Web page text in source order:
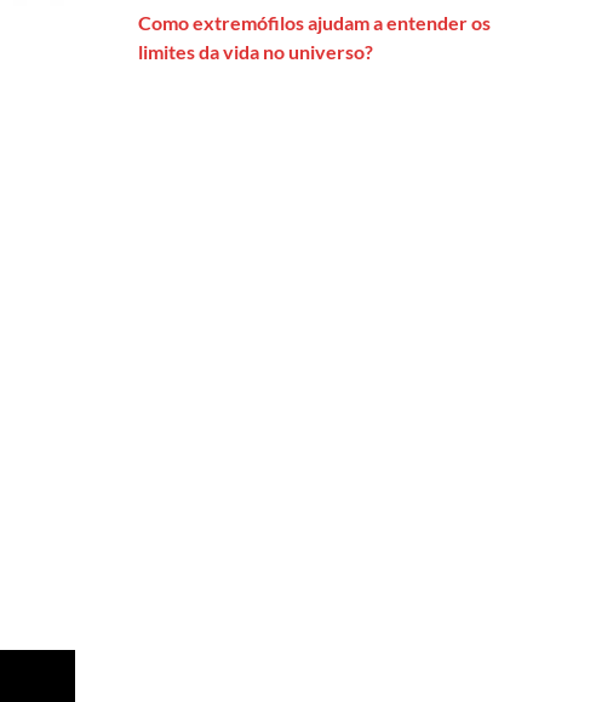
protocolos dos espertos de plantão
Como extremófilos ajudam a entender os
limites da vida no universo?